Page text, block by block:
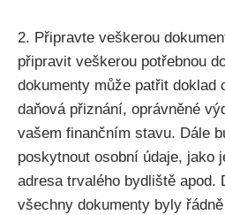
2. Připravte veškerou
připravit veškerou potřebnou
dokumenty může patřit doklad
daňová přiznání, oprávněné
vašem finančním stavu. Dále
poskytnout osobní údaje, jako
adresa trvalého bydliště apod.
všechny dokumenty byly